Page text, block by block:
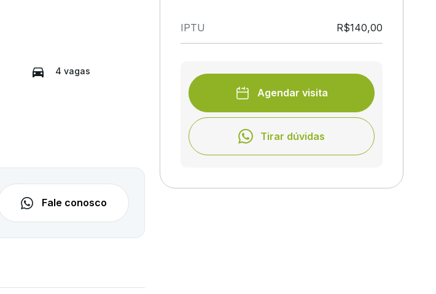
4 vagas
Fale conosco
IPTU R$140,00
Agendar visita
Tirar dúvidas